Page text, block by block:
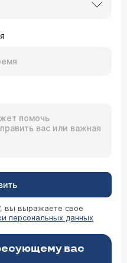
вы выражаете свое
персональных данных
вас